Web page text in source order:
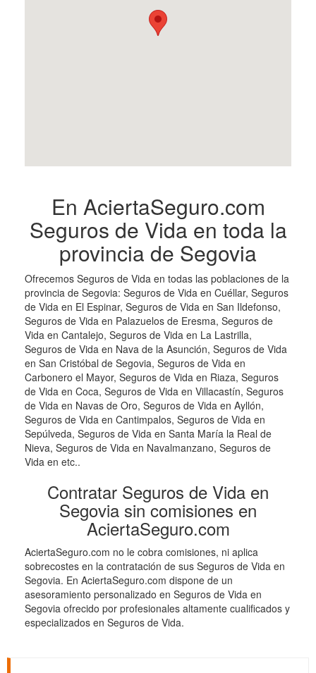
En AciertaSeguro.com
Seguros de Vida en toda la
provincia de Segovia
Ofrecemos Seguros de Vida en todas las poblaciones de la
provincia de Segovia: Seguros de Vida en Cuéllar, Seguros
de Vida en El Espinar, Seguros de Vida en San Ildefonso,
Seguros de Vida en Palazuelos de Eresma, Seguros de
Vida en Cantalejo, Seguros de Vida en La Lastrilla,
Seguros de Vida en Nava de la Asunción, Seguros de Vida
en San Cristóbal de Segovia, Seguros de Vida en
Carbonero el Mayor, Seguros de Vida en Riaza, Seguros
de Vida en Coca, Seguros de Vida en Villacastín, Seguros
de Vida en Navas de Oro, Seguros de Vida en Ayllón,
Seguros de Vida en Cantimpalos, Seguros de Vida en
Sepúlveda, Seguros de Vida en Santa María la Real de
Nieva, Seguros de Vida en Navalmanzano, Seguros de
Vida en etc..
Contratar Seguros de Vida en
Segovia sin comisiones en
AciertaSeguro.com
AciertaSeguro.com no le cobra comisiones, ni aplica
sobrecostes en la contratación de sus Seguros de Vida en
Segovia. En AciertaSeguro.com dispone de un
asesoramiento personalizado en Seguros de Vida en
Segovia ofrecido por profesionales altamente cualificados y
especializados en Seguros de Vida.